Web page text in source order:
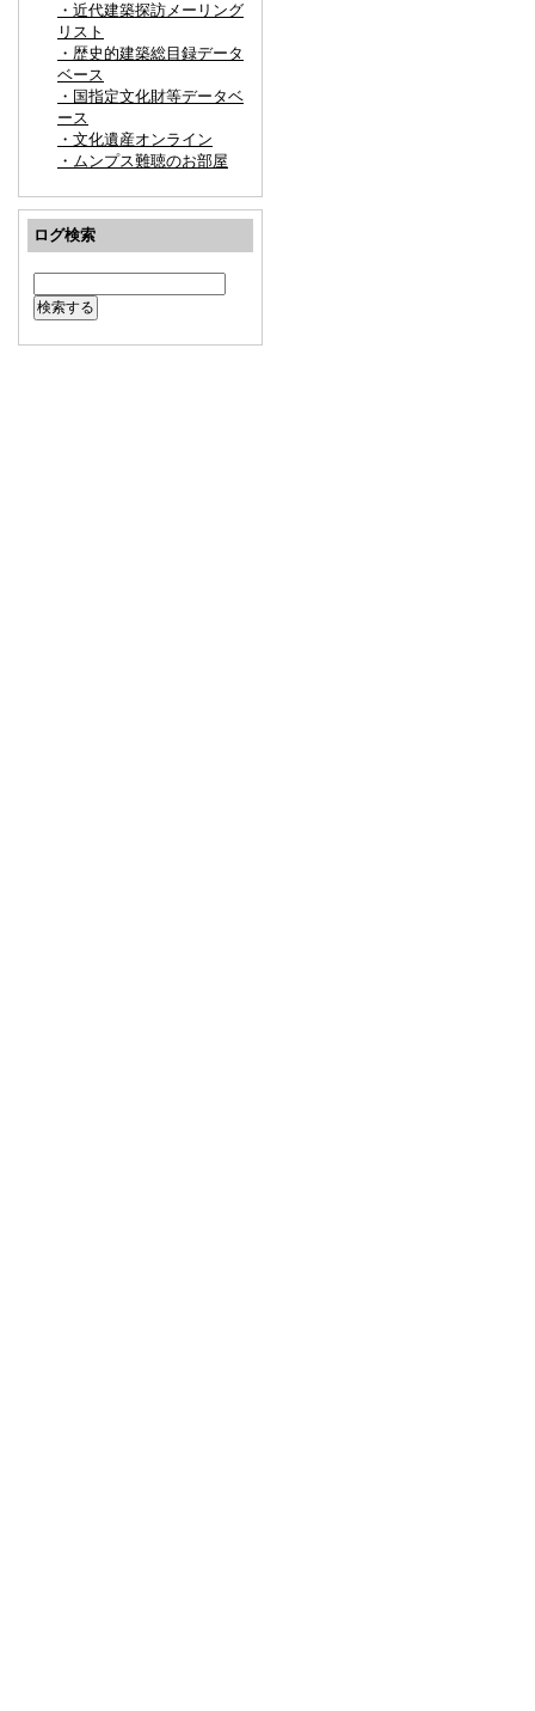
・近代建築探訪メーリング
リスト
・歴史的建築総目録データ
ベース
・国指定文化財等データベ
ース
・文化遺産オンライン
・ムンプス難聴のお部屋
ログ検索